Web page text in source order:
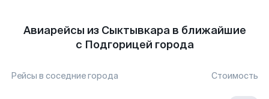
Авиарейсы из Сыктывкара в ближайшие
с Подгорицей города
Рейсы в соседние города Стоимость